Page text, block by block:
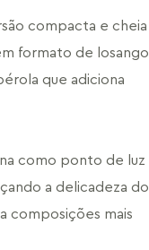
compacta e cheia
formato de losango,
que adiciona
como ponto de luz
a delicadeza do
composições mais